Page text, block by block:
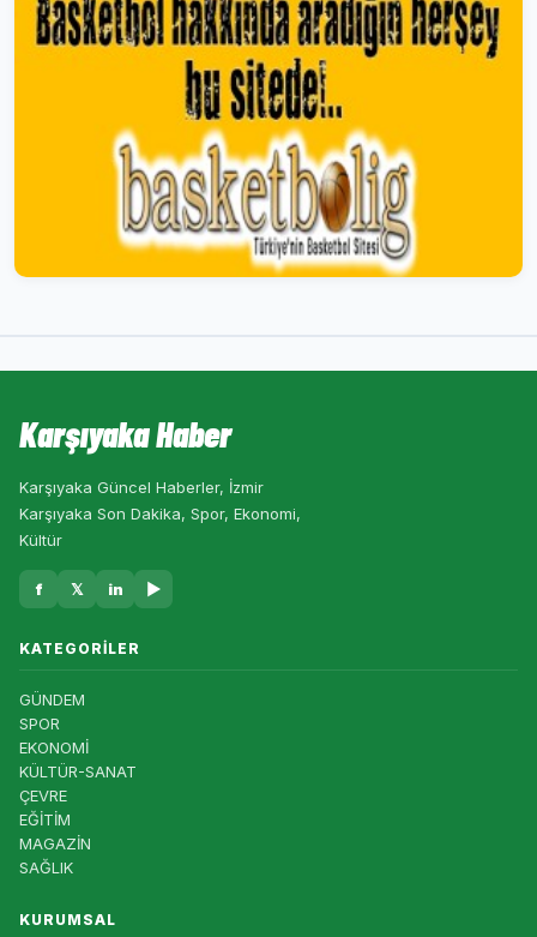
Karşıyaka Haber
Karşıyaka Güncel Haberler, İzmir
Karşıyaka Son Dakika, Spor, Ekonomi,
Kültür
f 𝕏 in ▶
KATEGORILER
GÜNDEM
SPOR
EKONOMİ
KÜLTÜR-SANAT
ÇEVRE
EĞİTİM
MAGAZİN
SAĞLIK
KURUMSAL